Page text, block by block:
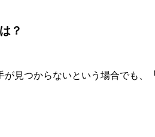
？
見つからないという場合でも、